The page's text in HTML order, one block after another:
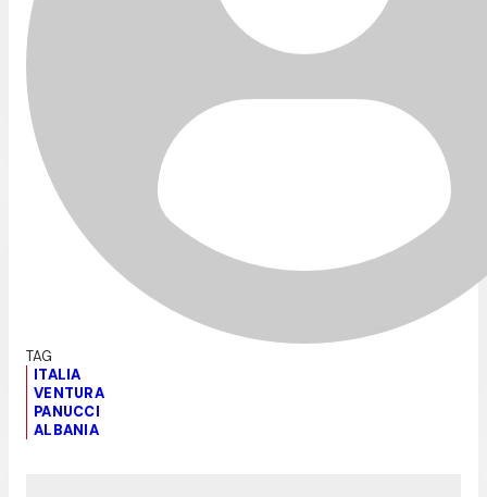
ITALIA
VENTURA
PANUCCI
ALBANIA